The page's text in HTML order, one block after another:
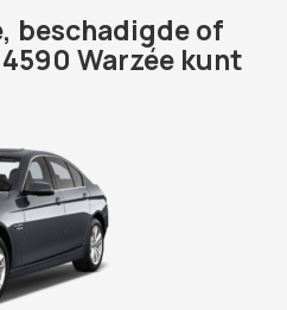
beschadigde of
Warzée kunt